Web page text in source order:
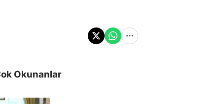
Okunanlar